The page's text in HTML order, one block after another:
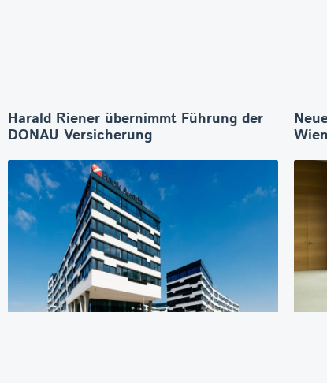
Harald Riener übernimmt Führung der
DONAU Versicherung